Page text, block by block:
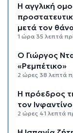
Η αγγλική
μετά τον
1 ώρα 35 λεπτά
Ο Γιώργος
«Ρεμπέτικο»
2 ώρες 38 λεπτά
Η πρόεδρος
τον
2 ώρες 41 λεπτά